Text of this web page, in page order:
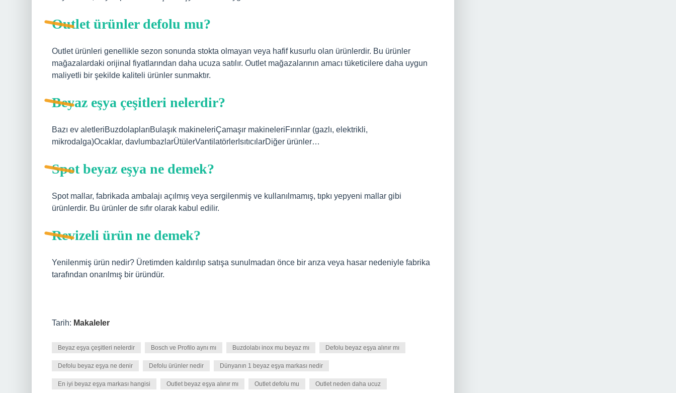
Outlet ürünler defolu mu?
Outlet ürünleri genellikle sezon sonunda stokta olmayan veya hafif kusurlu olan ürünlerdir. Bu ürünler
mağazalardaki orijinal fiyatlarından daha ucuza satılır. Outlet mağazalarının amacı tüketicilere daha uygun
maliyetli bir şekilde kaliteli ürünler sunmaktır.
Beyaz eşya çeşitleri nelerdir?
Bazı ev aletleriBuzdolaplarıBulaşık makineleriÇamaşır makineleriFırınlar (gazlı, elektrikli,
mikrodalga)Ocaklar, davlumbazlarÜtülerVantilatörlerIsıtıcılarDiğer ürünler…
Spot beyaz eşya ne demek?
Spot mallar, fabrikada ambalajı açılmış veya sergilenmiş ve kullanılmamış, tıpkı yepyeni mallar gibi
ürünlerdir. Bu ürünler de sıfır olarak kabul edilir.
Revizeli ürün ne demek?
Yenilenmiş ürün nedir? Üretimden kaldırılıp satışa sunulmadan önce bir arıza veya hasar nedeniyle fabrika
tarafından onarılmış bir üründür.
Tarih: Makaleler
Beyaz eşya çeşitleri nelerdir Bosch ve Profilo aynı mı Buzdolabı inox mu beyaz mı Defolu beyaz eşya alınır mı
Defolu beyaz eşya ne denir Defolu ürünler nedir Dünyanın 1 beyaz eşya markası nedir
En iyi beyaz eşya markası hangisi Outlet beyaz eşya alınır mı Outlet defolu mu Outlet neden daha ucuz